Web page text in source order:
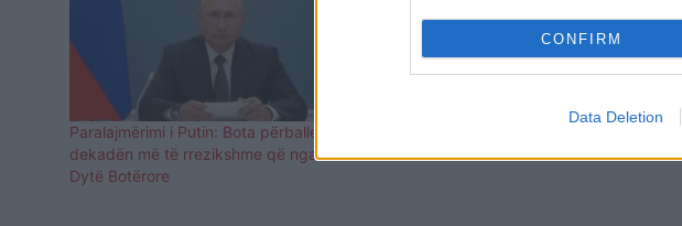
CONFIRM
Data Deletion
Paralajmërimi i Putin: Bota përballet me
dekadën më të rrezikshme që nga Lufta e
Dytë Botërore
Medvedev: Ndoshta jemi në prag të një
lufte të re botërore